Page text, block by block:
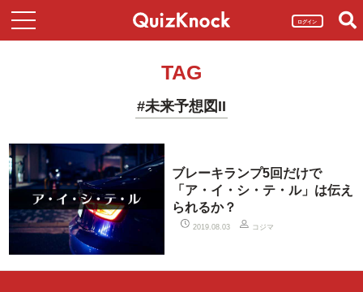
ログイン
TAG
#未来予想図II
ブレーキランプ5回だけで
「ア・イ・シ・テ・ル」は伝え
られるか？
2019.08.03 コジマ